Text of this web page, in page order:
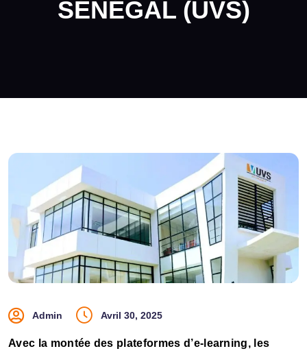
SÉNÉGAL (UVS)
Admin Avril 30, 2025
Avec la montée des plateformes d’e-learning, les